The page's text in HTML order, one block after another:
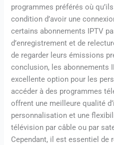
programmes préférés où
condition d’avoir une
certains abonnements IPTV
d’enregistrement et de
de regarder leurs émissions
conclusion, les abonnements
excellente option pour les
accéder à des programmes
offrent une meilleure qualité
personnalisation et une
télévision par câble ou par
Cependant, il est essentiel de